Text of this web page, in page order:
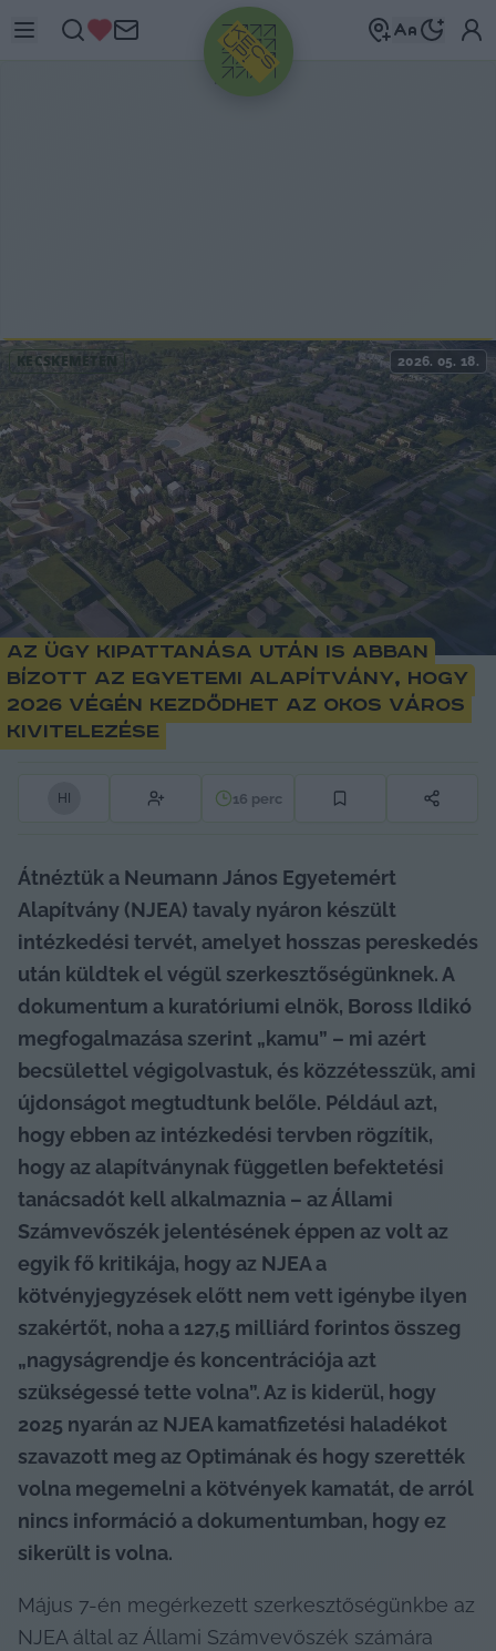
HIRDETÉS
KECSKEMÉTEN 2026. 05. 18.
Az ügy kipattanása után is abban
bízott az egyetemi alapítvány, hogy
2026 végén kezdődhet az Okos Város
kivitelezése
H 16 perc
Átnéztük a Neumann János Egyetemért
Alapítvány (NJEA) tavaly nyáron készült
intézkedési tervét, amelyet hosszas pereskedés
után küldtek el végül szerkesztőségünknek. A
dokumentum a kuratóriumi elnök, Boross Ildikó
megfogalmazása szerint „kamu” – mi azért
becsülettel végigolvastuk, és közzétesszük, ami
újdonságot megtudtunk belőle. Például azt,
hogy ebben az intézkedési tervben rögzítik,
hogy az alapítványnak független befektetési
tanácsadót kell alkalmaznia – az Állami
Számvevőszék jelentésének éppen az volt az
egyik fő kritikája, hogy az NJEA a
kötvényjegyzések előtt nem vett igénybe ilyen
szakértőt, noha a 127,5 milliárd forintos összeg
„nagyságrendje és koncentrációja azt
szükségessé tette volna”. Az is kiderül, hogy
2025 nyarán az NJEA kamatfizetési haladékot
szavazott meg az Optimának és hogy szerették
volna megemelni a kötvények kamatát, de arról
nincs információ a dokumentumban, hogy ez
sikerült is volna.
Május 7-én megérkezett szerkesztőségünkbe az
NJEA által az Állami Számvevőszék számára